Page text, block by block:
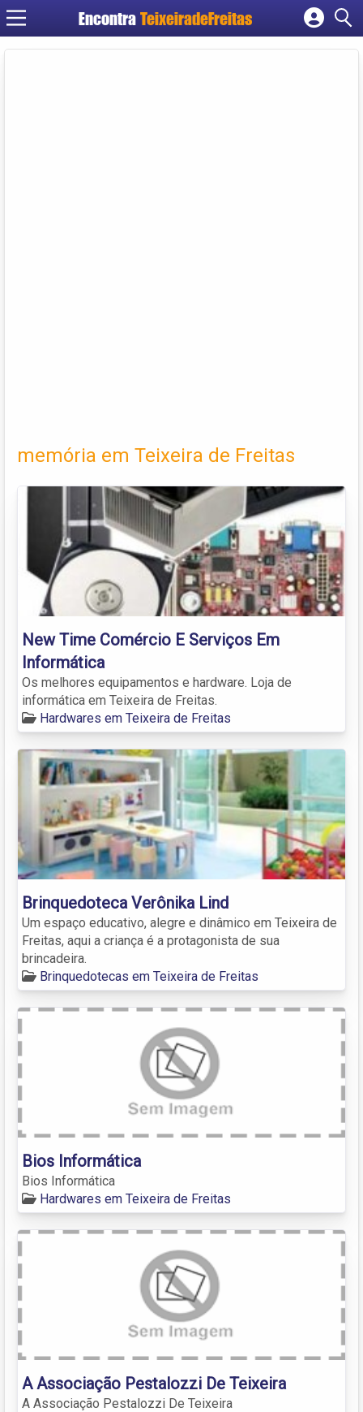
Encontra TeixeiradeFreitas
Cadastrar empresa
memória em Teixeira de Freitas
New Time Comércio E Serviços Em
Informática
Os melhores equipamentos e hardware. Loja de
informática em Teixeira de Freitas.
Hardwares em Teixeira de Freitas
Brinquedoteca Verônika Lind
Um espaço educativo, alegre e dinâmico em Teixeira de
Freitas, aqui a criança é a protagonista de sua
brincadeira.
Brinquedotecas em Teixeira de Freitas
Bios Informática
Bios Informática
Hardwares em Teixeira de Freitas
A Associação Pestalozzi De Teixeira
A Associação Pestalozzi De Teixeira